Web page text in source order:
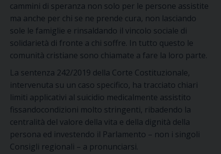
cammini di speranza non solo per le persone assistite
ma anche per chi se ne prende cura, non lasciando
sole le famiglie e rinsaldando il vincolo sociale di
solidarietà di fronte a chi soffre. In tutto questo le
comunità cristiane sono chiamate a fare la loro parte.
La sentenza 242/2019 della Corte Costituzionale,
intervenuta su un caso specifico, ha tracciato chiari
limiti applicativi al suicidio medicalmente assistito
fissandocondizioni molto stringenti, ribadendo la
centralità del valore della vita e della dignità della
persona ed investendo il Parlamento – non i singoli
Consigli regionali – a pronunciarsi.